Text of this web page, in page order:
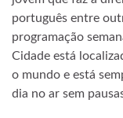
português entre
programação
Cidade está
o mundo e está
dia no ar sem